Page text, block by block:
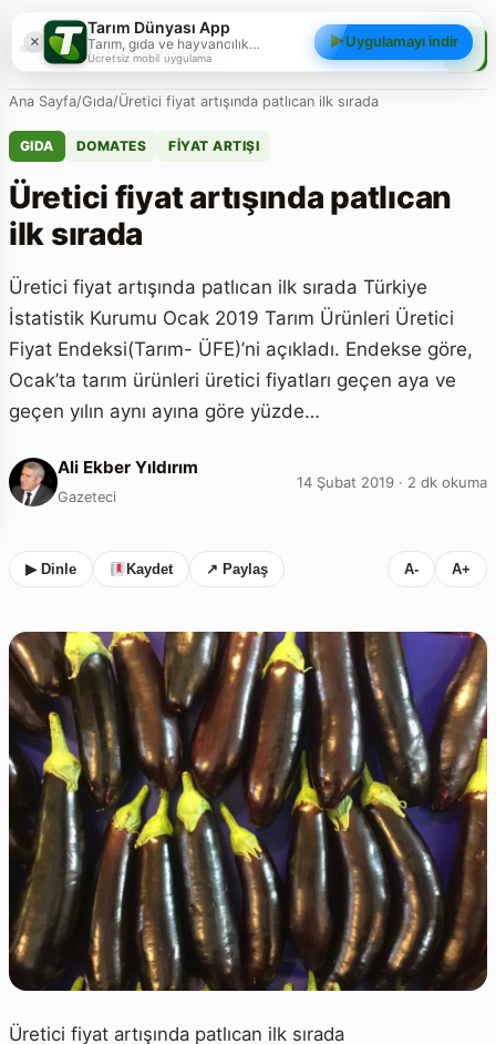
Tarım Dünyası
Ana Sayfa/Gıda/Üretici fiyat artışında patlıcan ilk sırada
GIDA DOMATES FIYAT ARTIŞI
Üretici fiyat artışında patlıcan
ilk sırada
Üretici fiyat artışında patlıcan ilk sırada Türkiye
İstatistik Kurumu Ocak 2019 Tarım Ürünleri Üretici
Fiyat Endeksi(Tarım- ÜFE)’ni açıkladı. Endekse göre,
Ocak’ta tarım ürünleri üretici fiyatları geçen aya ve
geçen yılın aynı ayına göre yüzde…
Ali Ekber Yıldırım
Gazeteci
14 Şubat 2019 · 2 dk okuma
▶ Dinle Kaydet ↗ Paylaş A- A+
Üretici fiyat artışında patlıcan ilk sırada
×
Tarım Dünyası App
Tarım, gıda ve hayvancılık
gündemini; haberler, yazılar, videolar
ve piyasa verileriyle cebinizden
takip edin.
Ücretsiz mobil uygulama
Uygulamayı indir